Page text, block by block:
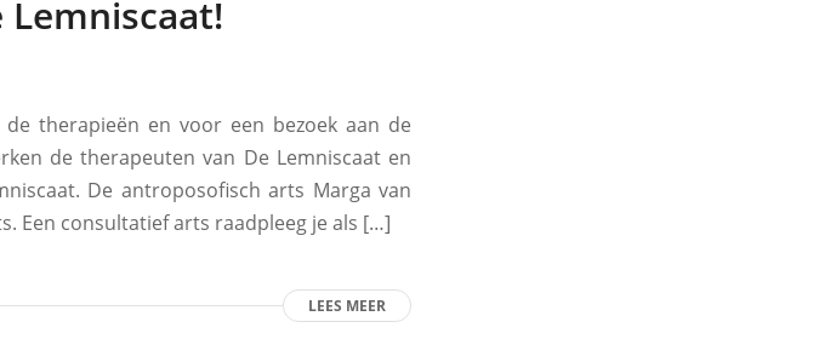
therapieën en voor een bezoek aan de
de therapeuten van De Lemniscaat en
De antroposofisch arts Marga van
Een consultatief arts raadpleeg je als […]
LEES MEER